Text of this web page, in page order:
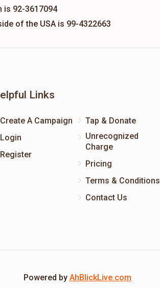
is 92-3617094
of the USA is 99-4322663
Links
Create A Campaign
Login
Register
Tap & Donate
Unrecognized
Charge
Pricing
Terms & Conditions
Contact Us
Powered by AhBlickLive.com